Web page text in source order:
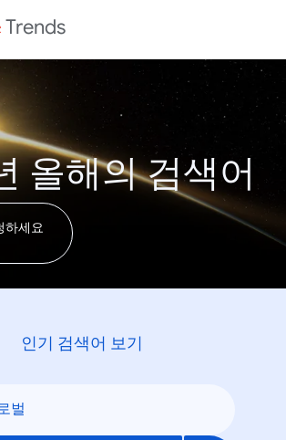
Trends
올해의 검색어
하세요
인기 검색어 보기
벌